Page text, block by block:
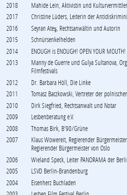
2018
Mahide Lein, Aktivistin und
2017
Christine Lüders, Leiterin der
2016
Seyran Ateş, Rechtsanwältin und Autorin
2015
Schnürsenkelhelden
2014
ENOUGH is ENOUGH! OPEN YOUR MOUTH!
2013
Manny de Guerre und Gulya Sultanova,
Filmfestivals
2012
Dr. Barbara Höll, Die Linke
2011
Tomasz Baczkowski, Vertreter der
2010
Dirk Siegfried, Rechtsanwalt und Notar
2009
Lesbenberatung e.V.
2008
Thomas Birk, B'90/Grüne
2007
Klaus Wowereit, Regierender
Regierender Bürgermeister von Oslo
2006
Wieland Speck, Leiter PANORAMA der
2005
LSVD Berlin-Brandenburg
2004
Eisenherz Buchladen